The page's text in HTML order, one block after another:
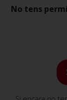
No tens